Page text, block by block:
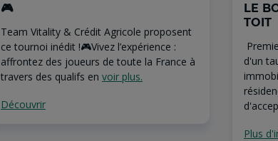
🎮
Team Vitality & Crédit Agricole proposent
ce tournoi inédit !🎮Vivez l’expérience :
affrontez des joueurs de toute la France à
travers des qualifs en voir plus.
Découvrir
LE
TOIT
d'un
Plus